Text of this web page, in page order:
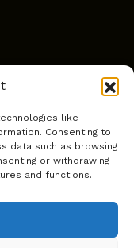
like
Consenting to
data such as browsing
or withdrawing
and functions.